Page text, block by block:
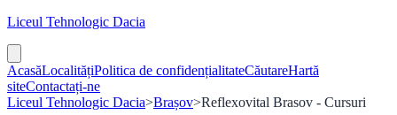
Liceul Tehnologic Dacia
AcasăLocalitățiPolitica de confidențialitateCăutareHartă
siteContactați-ne
Liceul Tehnologic Dacia>Brașov>Reflexovital Brasov - Cursuri